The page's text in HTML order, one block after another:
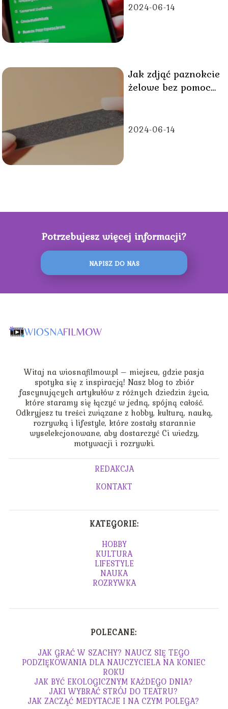
2024-06-14
Jak zdjąć paznokcie
żelowe bez pomocy
2024-06-14
Potrzebujesz więcej informacji?
NAPISZ DO NAS
Witaj na wiosnafilmow.pl – miejscu, gdzie pasja
spotyka się z inspiracją! Nasz blog to zbiór
fascynujących artykułów z różnych dziedzin życia,
które staramy się łączyć w jedną, spójną całość.
Odkryjesz tu treści związane z hobby, kulturą, nauką,
rozrywką i lifestyle, które zostały starannie
wyselekcjonowane, aby dostarczyć Ci wiedzy,
motywacji i rozrywki.
REDAKCJA
KONTAKT
KATEGORIE:
HOBBY
KULTURA
LIFESTYLE
NAUKA
ROZRYWKA
POLECANE:
JAK GRAĆ W SZACHY? NAUCZ SIĘ TEGO
PODZIĘKOWANIA DLA NAUCZYCIELA NA KONIEC
ROKU
JAK BYĆ EKOLOGICZNYM KAŻDEGO DNIA?
JAKI WYBRAĆ STRÓJ DO TEATRU?
JAK ZACZĄĆ MEDYTACJE I NA CZYM POLEGA?